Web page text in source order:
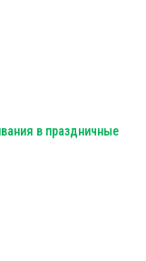
в праздничные